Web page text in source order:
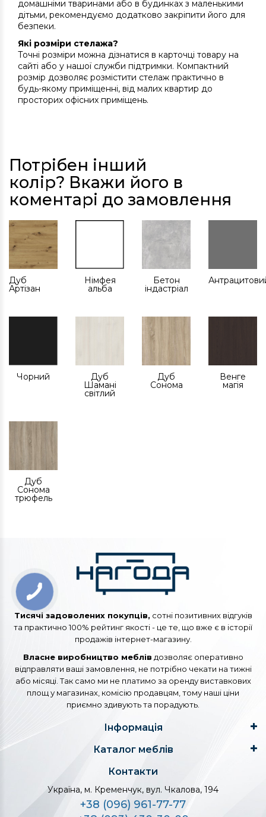
домашніми тваринами або в будинках з маленькими
дітьми, рекомендуємо додатково закріпити його для
безпеки.
Які розміри стелажа?
Точні розміри можна дізнатися в карточці товару на
сайті або у нашої служби підтримки. Компактний
розмір дозволяє розмістити стелаж практично в
будь-якому приміщенні, від малих квартир до
просторих офісних приміщень.
Потрібен інший
колір? Вкажи його в
коментарі до замовлення
Дуб
Артізан
Німфея
альба
Бетон
індастріал
Чорний Дуб
Шамані
світлий
Дуб
Сонома
Венге
магія
Дуб
Сонома
трюфель
Тисячі задоволених покупців, сотні позитивних відгуків
та практично 100% рейтинг якості - це те, що вже є в історії
продажів інтернет-магазину.
Власне виробництво меблів дозволяє оперативно
відправляти ваші замовлення, не потрібно чекати на тижні
або місяці. Так само ми не платимо за оренду виставкових
площ у магазинах, комісію продавцям, тому наші ціни
приємно здивують та порадують.
Інформація
Каталог меблів
Контакти
Україна, м. Кременчук, вул. Чкалова, 194
+38 (096) 961-77-77